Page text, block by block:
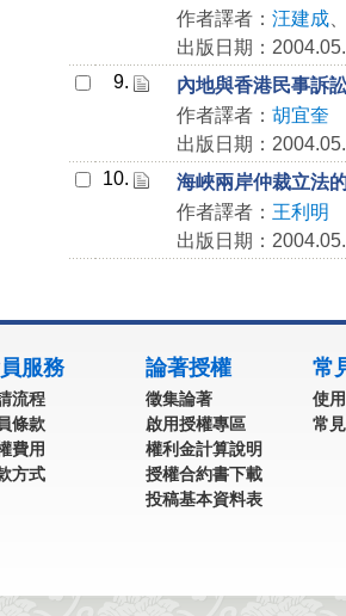
作者譯者： 汪建成
出版日期：
9.
內地與香港民事訴
作者譯者： 胡宜奎
出版日期：
10.
海峽兩岸仲裁立法
作者譯者： 王利明
出版日期：
服務
流程
條款
費用
方式
論著授權
徵集論著
啟用授權專區
權利金計算說明
授權合約書下載
投稿基本資料表
常
使
常